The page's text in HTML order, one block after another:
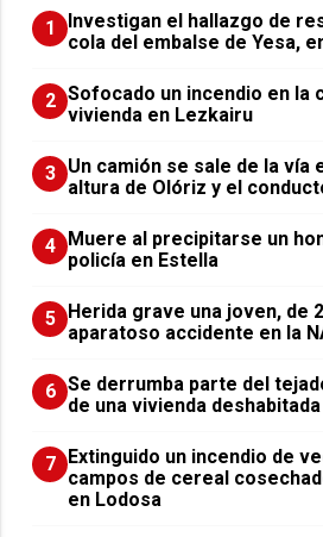
1
Investigan el hallazgo de
cola del embalse de Yesa,
2 Sofocado un incendio en la
vivienda en Lezkairu
3 Un camión se sale de la vía
altura de Olóriz y el
4 Muere al precipitarse un
policía en Estella
5 Herida grave una joven, de
aparatoso accidente en la
6 Se derrumba parte del
de una vivienda
7 Extinguido un incendio de
campos de cereal
en Lodosa